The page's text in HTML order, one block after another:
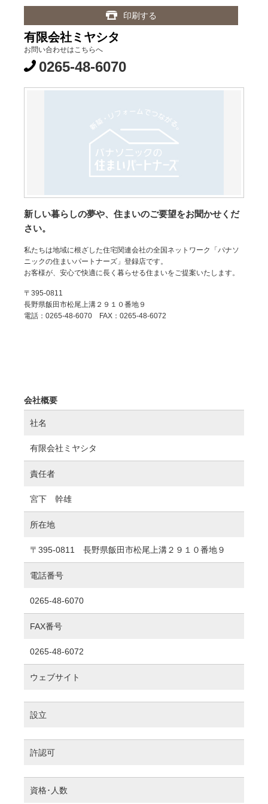
有限会社ミヤシタ
お問い合わせはこちらへ
0265-48-6070
新しい暮らしの夢や、住まいのご要望をお聞かせくだ
さい。
私たちは地域に根ざした住宅関連会社の全国ネットワーク「パナソ
ニックの住まいパートナーズ」登録店です。
お客様が、安心で快適に長く暮らせる住まいをご提案いたします。
〒395-0811
長野県飯田市松尾上溝２９１０番地９
電話：0265-48-6070 FAX：0265-48-6072
会社概要
社名
有限会社ミヤシタ
責任者
宮下 幹雄
所在地
〒395-0811 長野県飯田市松尾上溝２９１０番地９
電話番号
0265-48-6070
FAX番号
0265-48-6072
ウェブサイト
設立
許認可
資格･人数
印刷する